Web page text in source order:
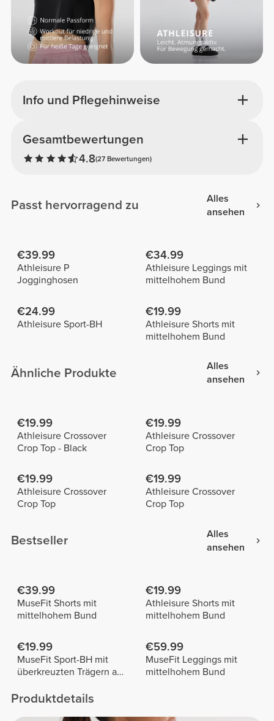
Info und Pflegehinweise
Gesamtbewertungen
4.8(27 Bewertungen)
Passt hervorragend zu
Alles
ansehen
€39.99
Athleisure P
Jogginghosen
€34.99
Athleisure Leggings mit
mittelhohem Bund
€24.99
Athleisure Sport-BH
€19.99
Athleisure Shorts mit
mittelhohem Bund
Ähnliche Produkte
Alles
ansehen
€19.99
Athleisure Crossover
Crop Top - Black
€19.99
Athleisure Crossover
Crop Top
€19.99
Athleisure Crossover
Crop Top
€19.99
Athleisure Crossover
Crop Top
Bestseller
Alles
ansehen
€39.99
MuseFit Shorts mit
mittelhohem Bund
€19.99
Athleisure Shorts mit
mittelhohem Bund
€19.99
MuseFit Sport-BH mit
überkreuzten Trägern am
€59.99
MuseFit Leggings mit
mittelhohem Bund
Produktdetails